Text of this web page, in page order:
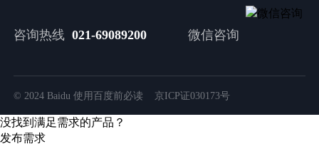
咨询热线 021-69089200 微信咨询
© 2024 Baidu 使用百度前必读 京ICP证030173号
没找到满足需求的产品？
发布需求